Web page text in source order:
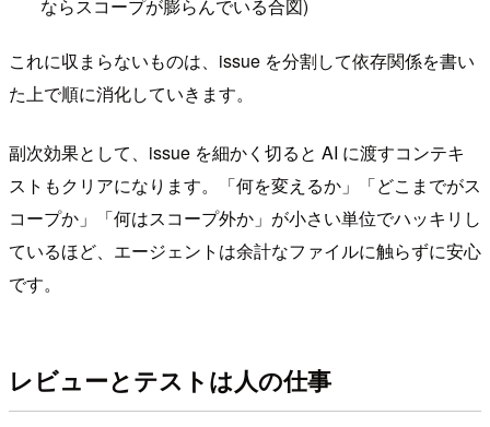
ならスコープが膨らんでいる合図)
これに収まらないものは、issue を分割して依存関係を書い
た上で順に消化していきます。
副次効果として、issue を細かく切ると AI に渡すコンテキ
ストもクリアになります。「何を変えるか」「どこまでがス
コープか」「何はスコープ外か」が小さい単位でハッキリし
ているほど、エージェントは余計なファイルに触らずに安心
です。
レビューとテストは人の仕事